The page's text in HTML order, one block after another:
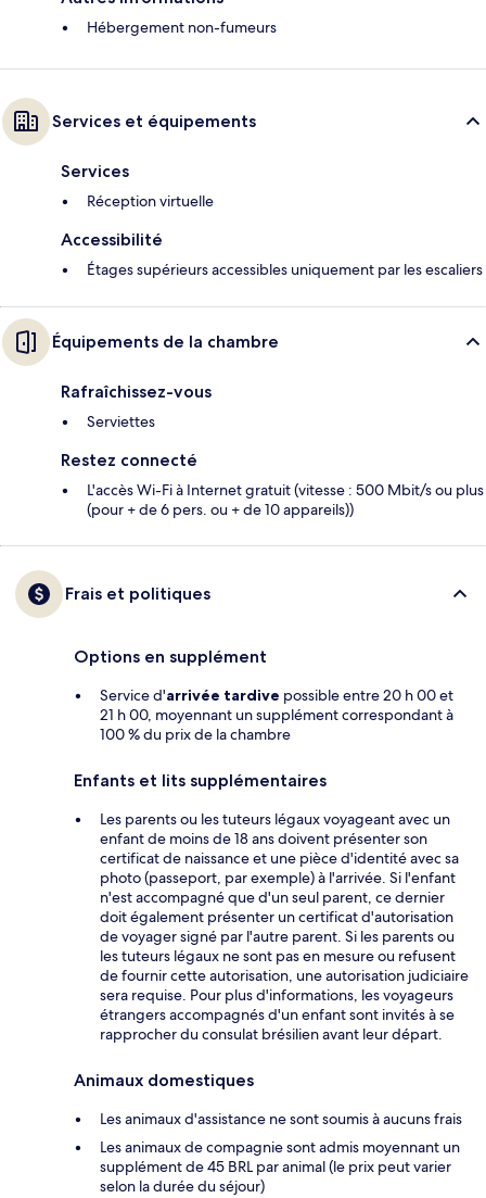
Hébergement non-fumeurs
Services et équipements
Services
Réception virtuelle
Accessibilité
Étages supérieurs accessibles uniquement par les escaliers
Équipements de la chambre
Rafraîchissez-vous
Serviettes
Restez connecté
L'accès Wi-Fi à Internet gratuit (vitesse : 500 Mbit/s ou plus
(pour + de 6 pers. ou + de 10 appareils))
Frais et politiques
Options en supplément
Service d'arrivée tardive possible entre 20 h 00 et
21 h 00, moyennant un supplément correspondant à
100 % du prix de la chambre
Enfants et lits supplémentaires
Les parents ou les tuteurs légaux voyageant avec un
enfant de moins de 18 ans doivent présenter son
certificat de naissance et une pièce d'identité avec sa
photo (passeport, par exemple) à l'arrivée. Si l'enfant
n'est accompagné que d'un seul parent, ce dernier
doit également présenter un certificat d'autorisation
de voyager signé par l'autre parent. Si les parents ou
les tuteurs légaux ne sont pas en mesure ou refusent
de fournir cette autorisation, une autorisation judiciaire
sera requise. Pour plus d'informations, les voyageurs
étrangers accompagnés d'un enfant sont invités à se
rapprocher du consulat brésilien avant leur départ.
Animaux domestiques
Les animaux d'assistance ne sont soumis à aucuns frais
Les animaux de compagnie sont admis moyennant un
supplément de 45 BRL par animal (le prix peut varier
selon la durée du séjour)